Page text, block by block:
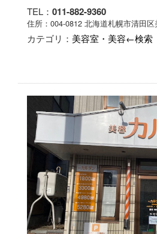
TEL： 011-882-9360
住所：004-0812 北海道札幌市清田
カテゴリ： 美容室・美容←検索